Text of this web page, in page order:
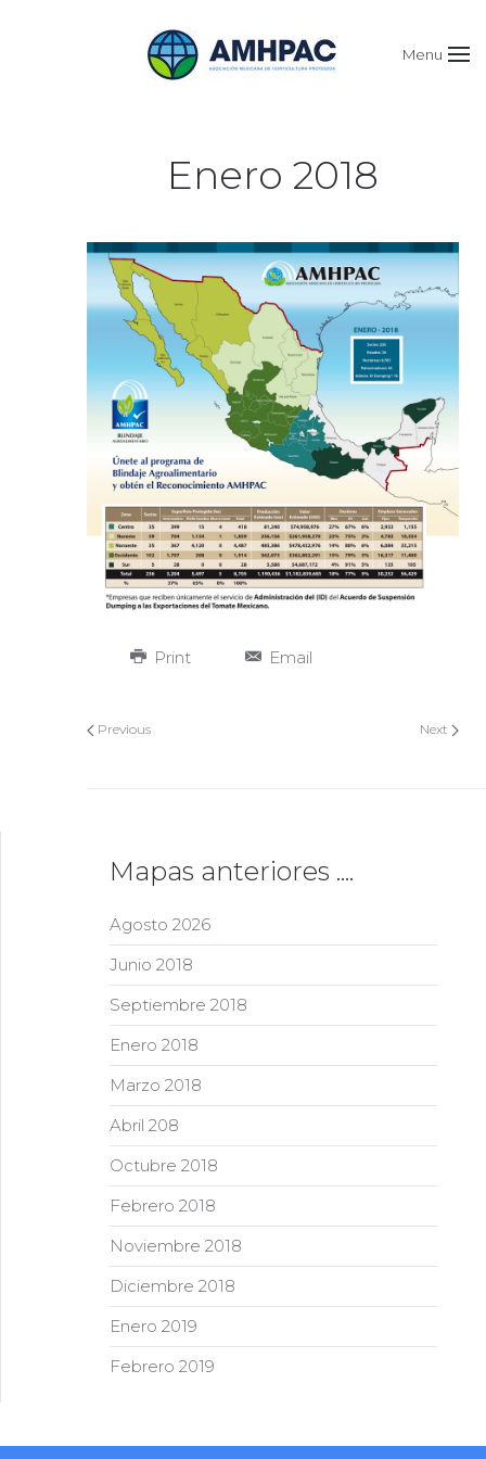
Menu
Enero 2018
Print Email
Previous Next
Mapas anteriores ....
Agosto 2026
Junio 2018
Septiembre 2018
Enero 2018
Marzo 2018
Abril 208
Octubre 2018
Febrero 2018
Noviembre 2018
Diciembre 2018
Enero 2019
Febrero 2019